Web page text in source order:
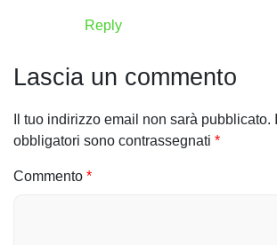
t
c
o
Reply
Lascia un commento
Il tuo indirizzo email non sarà pubblicato.
obbligatori sono contrassegnati *
Commento *